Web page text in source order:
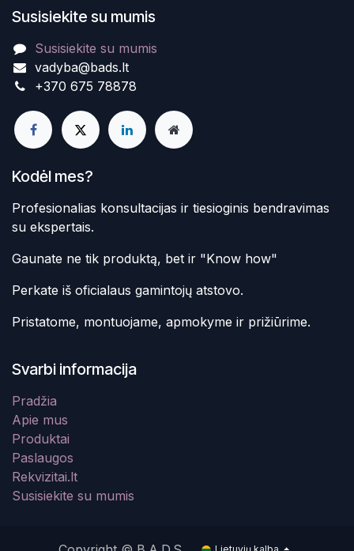
Susisiekite su mumis
Susisiekite su mumis
vadyba@bads.lt
+370 675 78878
Kodėl mes?
Profesionalias konsultacijas ir tiesioginis bendravimas
su ekspertais.
Gaunate ne tik produktą, bet ir "Know how"
Perkate iš oficialaus gamintojų atstovo.
Pristatome, montuojame, apmokyme ir prižiūrime.
Svarbi informacija
Pradžia
Apie mus
Produktai
Paslaugos
Rekvizitai.lt
Susisiekite su mumis